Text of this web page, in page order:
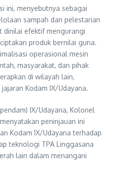
ini, menyebutnya sebagai
sampah dan pelestarian
dinilai efektif mengurangi
produk bernilai guna.
operasional mesin
masyarakat, dan pihak
di wilayah lain,
Kodam IX/Udayana.
IX/Udayana, Kolonel
peninjauan ini
Kodam IX/Udayana terhadap
teknologi TPA Linggasana
lain dalam menangani